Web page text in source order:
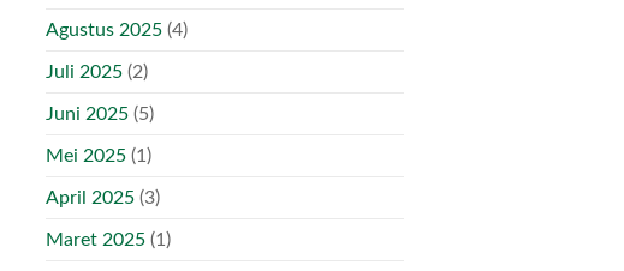
Agustus 2025(4)
Juli 2025(2)
Juni 2025(5)
Mei 2025(1)
April 2025(3)
Maret 2025(1)